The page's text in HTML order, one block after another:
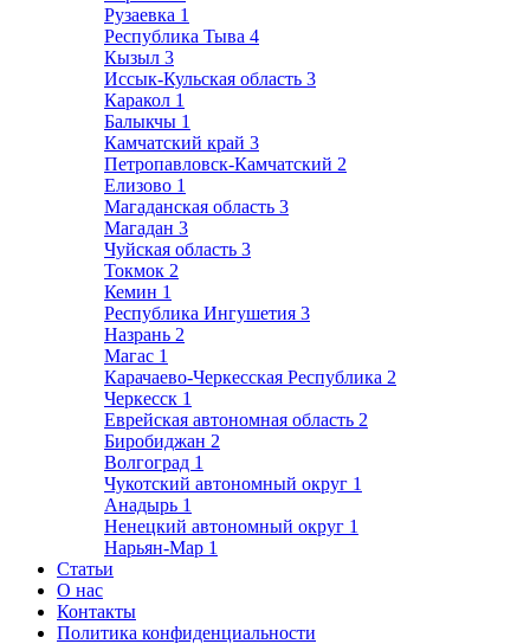
Рузаевка 1
Республика Тыва 4
Кызыл 3
Иссык-Кульская область 3
Каракол 1
Балыкчы 1
Камчатский край 3
Петропавловск-Камчатский 2
Елизово 1
Магаданская область 3
Магадан 3
Чуйская область 3
Токмок 2
Кемин 1
Республика Ингушетия 3
Назрань 2
Магас 1
Карачаево-Черкесская Республика 2
Черкесск 1
Еврейская автономная область 2
Биробиджан 2
Волгоград 1
Чукотский автономный округ 1
Анадырь 1
Ненецкий автономный округ 1
Нарьян-Мар 1
Статьи
О нас
Контакты
Политика конфиденциальности